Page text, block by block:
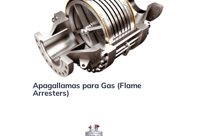
Apagallamas para Gas (Flame
Arresters)